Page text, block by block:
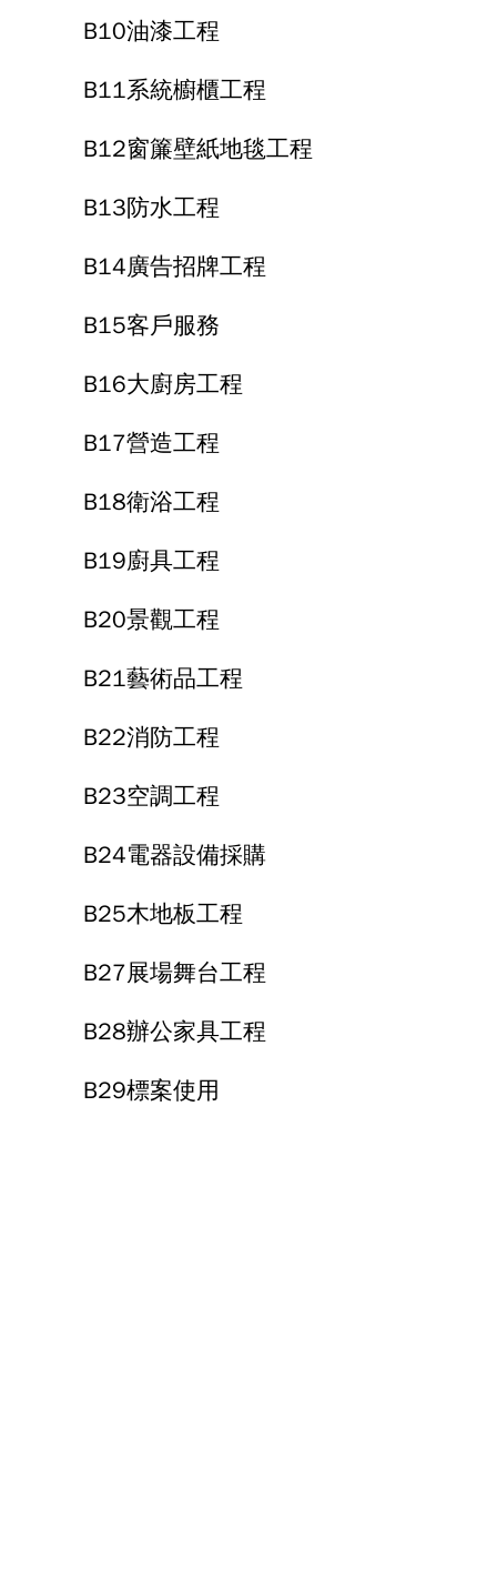
B10油漆工程
B11系統櫥櫃工程
B12窗簾壁紙地毯工程
B13防水工程
B14廣告招牌工程
B15客戶服務
B16大廚房工程
B17營造工程
B18衛浴工程
B19廚具工程
B20景觀工程
B21藝術品工程
B22消防工程
B23空調工程
B24電器設備採購
B25木地板工程
B27展場舞台工程
B28辦公家具工程
B29標案使用